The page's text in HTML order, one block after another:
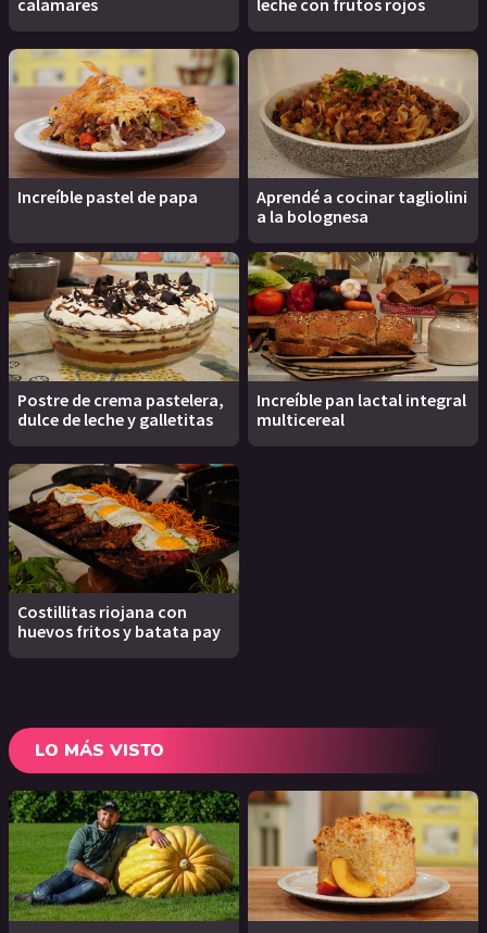
Increíble pastel de papa
Aprendé a cocinar tagliolini
a la bolognesa
Postre de crema pastelera,
dulce de leche y galletitas
Increíble pan lactal integral
multicereal
Costillitas riojana con
huevos fritos y batata pay
LO MÁS VISTO